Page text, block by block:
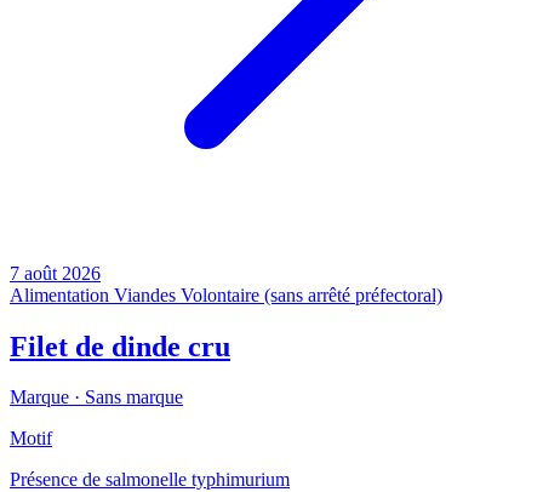
7 août 2026
Alimentation Viandes Volontaire (sans arrêté préfectoral)
Filet de dinde cru
Marque · Sans marque
Motif
Présence de salmonelle typhimurium